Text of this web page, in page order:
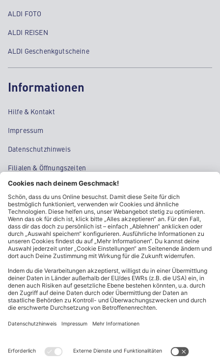
ALDI FOTO
ALDI REISEN
ALDI Geschenkgutscheine
Informationen
Hilfe & Kontakt
Impressum
Datenschutzhinweis
Filialen & Öffnungszeiten
Kontakt
Cookie-Einstellungen
Kundeninformationen
ALDI Nord folgen
* Wir bitten um Beachtung, dass diese Aktionsartikel im